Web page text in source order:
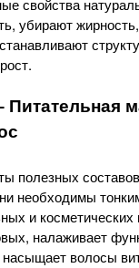
свойства
убирают
полезных
необходимы
и
налаживает
волосы